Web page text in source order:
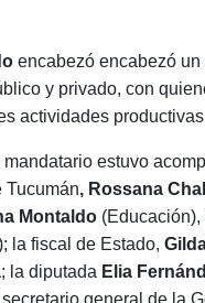
encabezó encabezó
y privado, con
actividades
estuvo
Tucumán, Rossana
Montaldo (Educación),
la fiscal de Estado,
; la diputada Elia